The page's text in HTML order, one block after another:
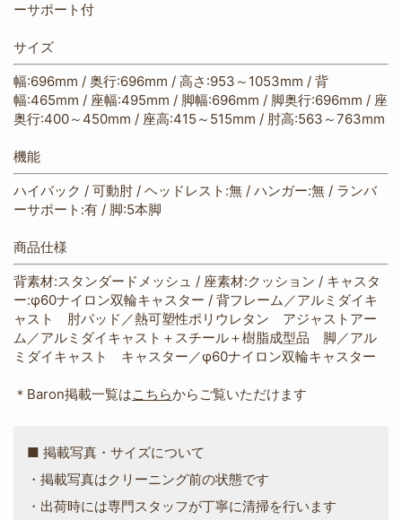
ーサポート付
サイズ
幅:696mm / 奥行:696mm / 高さ:953～1053mm / 背
幅:465mm / 座幅:495mm / 脚幅:696mm / 脚奥行:696mm / 座
奥行:400～450mm / 座高:415～515mm / 肘高:563～763mm
機能
ハイバック / 可動肘 / ヘッドレスト:無 / ハンガー:無 / ランバ
ーサポート:有 / 脚:5本脚
商品仕様
背素材:スタンダードメッシュ / 座素材:クッション / キャスタ
ー:φ60ナイロン双輪キャスター / 背フレーム／アルミダイキ
ャスト 肘パッド／熱可塑性ポリウレタン アジャストアー
ム／アルミダイキャスト＋スチール＋樹脂成型品 脚／アル
ミダイキャスト キャスター／φ60ナイロン双輪キャスター
＊Baron掲載一覧はこちらからご覧いただけます
■ 掲載写真・サイズについて
・掲載写真はクリーニング前の状態です
・出荷時には専門スタッフが丁寧に清掃を行います